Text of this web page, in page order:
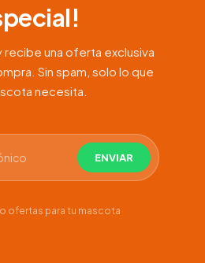
recibe una oferta exclusiva
Sin spam, solo lo que
necesita.
ofertas para tu mascota